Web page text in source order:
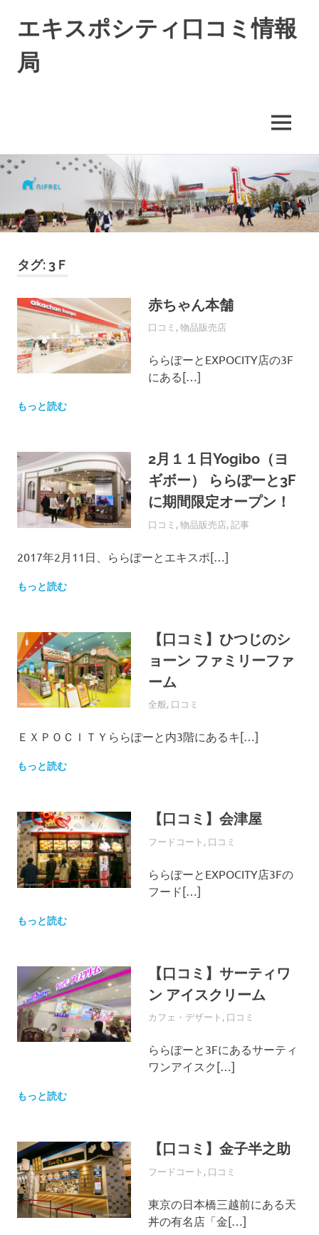
コ
ン
ン
ツ
エキスポシティ口コミ情報
局
テ
に
い
て
情
口
コ
ミ
の
投
・
確
で
き
る
サ
す
皆
の
口
コ
ミ
ち
て
す
！
MENU
タグ: 3Ｆ
赤ちゃん本舗
2018年4月5日
EXPO-ADMIN
口コミ ,物品販売店
ららぽーとEXPOCITY店の3F
にある[…]
もっと読む
2月１１日Yogibo（ヨ
ギボー） ららぽーと3F
に期間限定オープン！
2017年3月8日
EXPO-ADMIN
口コミ ,物品販売店,記事
2017年2月11日、ららぽーとエキスポ[…]
もっと読む
【口コミ】ひつじのシ
ョーン ファミリーファ
ーム
2016年4月1日
EXPO-ADMIN
全般, 口コミ
ＥＸＰＯＣＩＴＹららぽーと内3階にあるキ[…]
もっと読む
【口コミ】会津屋
2016年3月12日
EXPO-ADMIN
フードコート , 口コミ
ららぽーとEXPOCITY店3Fの
フード[…]
もっと読む
【口コミ】サーティワ
ン アイスクリーム
2016年3月11日
EXPO-ADMIN
カフェ・デザート , 口コミ
ららぽーと3Fにあるサーティ
ワンアイスク[…]
もっと読む
【口コミ】金子半之助
2016年3月11日
EXPO-ADMIN
フードコート , 口コミ
東京の日本橋三越前にある天
丼の有名店「金[…]